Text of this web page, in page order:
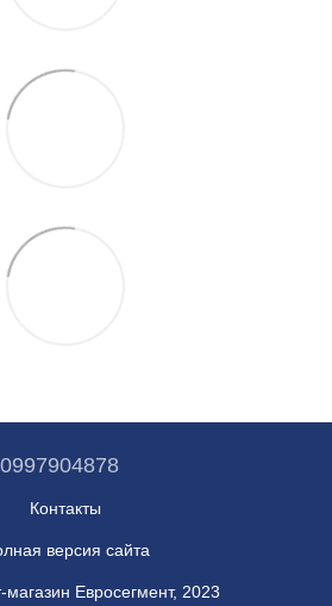
0997904878
Контакты
версия сайта
Евросегмент, 2023